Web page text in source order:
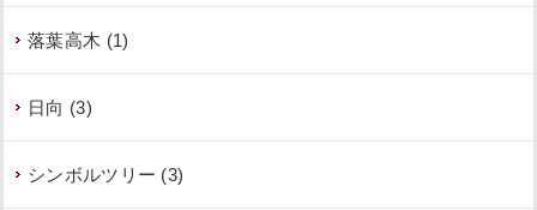
落葉高木 (1)
日向 (3)
シンボルツリー (3)